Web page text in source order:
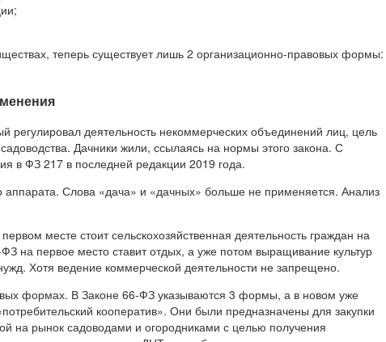
теперь существует лишь 2 организационно-правовых формы:
регулировал деятельность некоммерческих объединений лиц, цель
Дачники жили, ссылаясь на нормы этого закона. С
в ФЗ 217 в последней редакции 2019 года.
Слова «дача» и «дачных» больше не применяется. Анализ
месте стоит сельскохозяйственная деятельность граждан на
на первое место ставит отдых, а уже потом выращивание культур
Хотя ведение коммерческой деятельности не запрещено.
формах. В Законе 66-ФЗ указываются 3 формы, а в новом уже
кооператив». Они были предназначены для закупки
на рынок садоводами и огородниками с целью получения